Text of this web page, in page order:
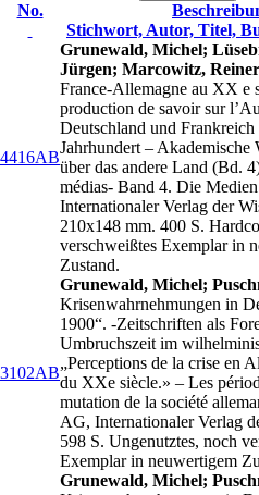
No.
Stichwort, Autor, Titel,
4416AB
Grunewald, Michel;
Jürgen; Marcowitz,
France-Allemagne au XX e
production de savoir sur
Deutschland und Frankreich
Jahrhundert – Akademische
über das andere Land (Bd.
médias- Band 4. Die
Internationaler Verlag der
210x148 mm. 400 S.
verschweißtes Exemplar in
Zustand.
3102AB
Grunewald, Michel;
Krisenwahrnehmungen in
1900“. -Zeitschriften als
Umbruchszeit im
„Perceptions de la crise en
du XXe siècle.» – Les
mutation de la société
AG, Internationaler Verlag
598 S. Ungenutztes, noch
Exemplar in neuwertigem
Grunewald, Michel;